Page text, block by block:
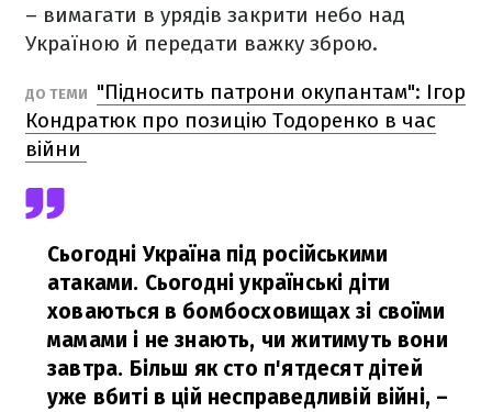
– вимагати в урядів закрити небо над
Україною й передати важку зброю.
ДО ТЕМИ
"Підносить патрони окупантам": Ігор
Кондратюк про позицію Тодоренко в час
війни
Сьогодні Україна під російськими
атаками. Сьогодні українські діти
ховаються в бомбосховищах зі своїми
мамами і не знають, чи житимуть вони
завтра. Більш як сто п'ятдесят дітей
уже вбиті в цій несправедливій війні, –